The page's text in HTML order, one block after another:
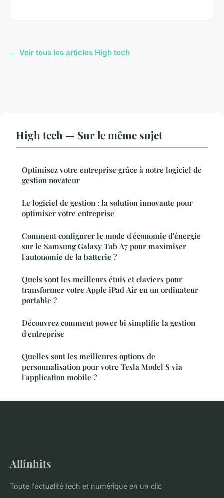
← Voir tous les articles High tech
High tech — Sur le même sujet
Optimisez votre entreprise grâce à notre logiciel de
gestion novateur
Le logiciel de gestion : la solution innovante pour
optimiser votre entreprise
Comment configurer le mode d'économie d'énergie
sur le Samsung Galaxy Tab A7 pour maximiser
l'autonomie de la batterie ?
Quels sont les meilleurs étuis et claviers pour
transformer votre Apple iPad Air en un ordinateur
portable ?
Découvrez comment power bi simplifie la gestion
d'entreprise
Quelles sont les meilleures options de
personnalisation pour votre Tesla Model S via
l'application mobile ?
Allinhits
Toute l'actualité tech et numérique en un clic